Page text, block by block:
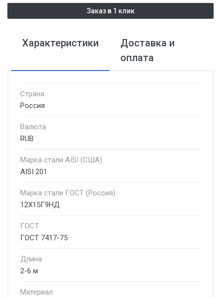
Заказ в 1 клик
Характеристики
Доставка и
оплата
Страна
Россия
Валюта
RUB
Марка стали AISI (США)
AISI 201
Марка стали ГОСТ (Россия)
12Х15Г9НД
ГОСТ
ГОСТ 7417-75
Длина
2-6 м
Материал